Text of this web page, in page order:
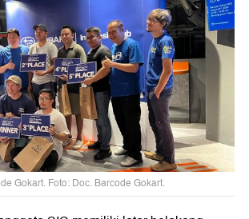
Gokart. Foto: Doc. Barcode Gokart.